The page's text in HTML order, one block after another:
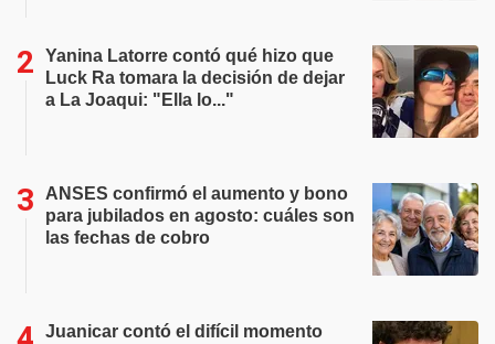
Yanina Latorre contó qué hizo que
Luck Ra tomara la decisión de dejar
a La Joaqui: "Ella lo..."
ANSES confirmó el aumento y bono
para jubilados en agosto: cuáles son
las fechas de cobro
Juanicar contó el difícil momento